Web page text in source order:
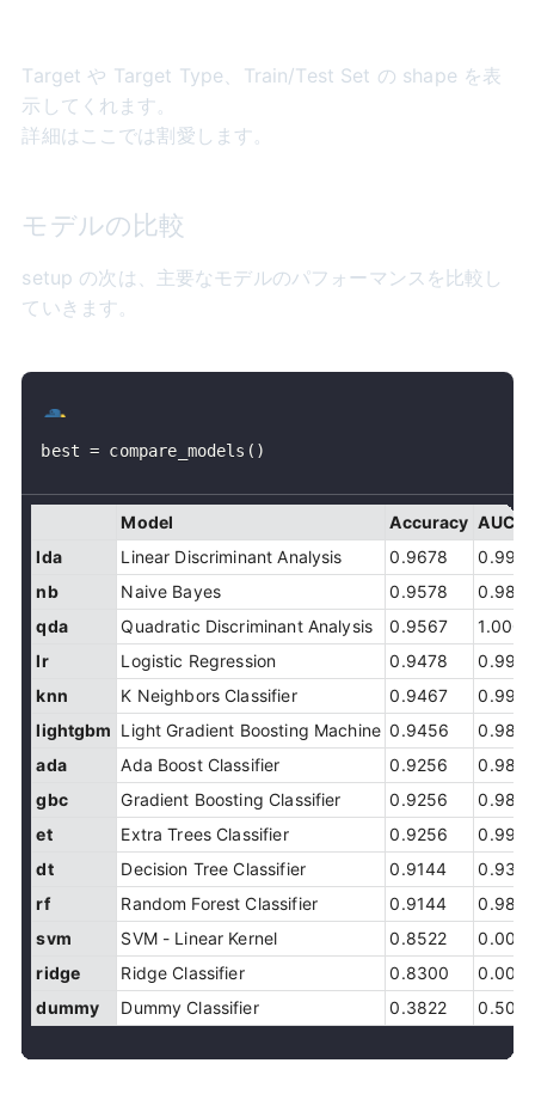
Target や Target Type、Train/Test Set の shape を表
示してくれます。
詳細はここでは割愛します。
モデルの比較
setup の次は、主要なモデルのパフォーマンスを比較し
ていきます。
best = compare_models ( )
Model Accuracy AUC
lda
Linear Discriminant Analysis 0.9678
nb
Naive Bayes 0.9578
qda
Quadratic Discriminant Analysis 0.9567
1.0000
lr
Logistic Regression 0.9478
knn
K Neighbors Classifier 0.9467
lightgbm Light Gradient Boosting Machine 0.9456
ada
Ada Boost Classifier 0.9256
gbc
Gradient Boosting Classifier 0.9256
0.9815
et
Extra Trees Classifier 0.9256
dt
Decision Tree Classifier 0.9144
rf
Random Forest Classifier 0.9144
svm
SVM - Linear Kernel 0.8522
ridge
Ridge Classifier 0.8300
dummy
Dummy Classifier 0.3822